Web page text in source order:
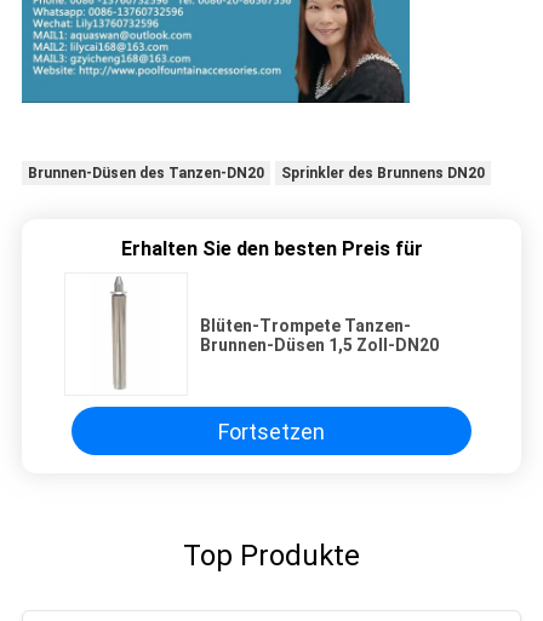
Brunnen-Düsen des Tanzen-DN20 Sprinkler des Brunnens DN20
Erhalten Sie den besten Preis für
Blüten-Trompete Tanzen-
Brunnen-Düsen 1,5 Zoll-DN20
Fortsetzen
Top Produkte